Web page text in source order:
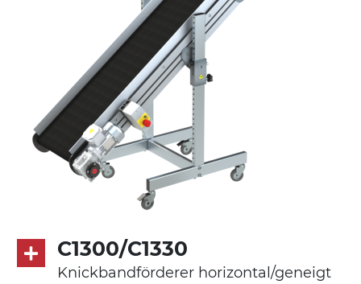
ausziehbare Elemente mit Scharnieren
aus druckgegossener Alu-Legierung,
Beine aus verzinktem Metallrohr,
Schwenkräder mit/ohne Bremse (2+2)
Förderfläche
PVC Oberfläche viereckig in Petrolgrün
Antrieb
direkt, Zug (linke Seite), 3-phasiger
Asynchronmotor für Mehrfachspannung
C1300/C1330
Knickbandförderer horizontal/geneigt